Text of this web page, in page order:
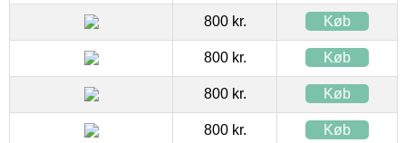
800 kr. Køb
800 kr. Køb
800 kr. Køb
800 kr. Køb